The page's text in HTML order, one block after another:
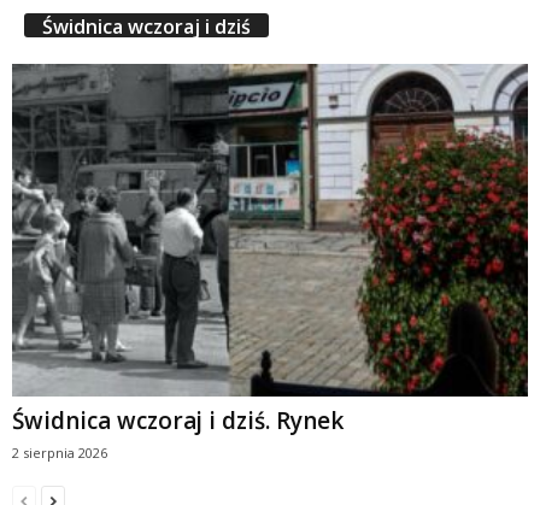
Świdnica wczoraj i dziś
Świdnica wczoraj i dziś. Rynek
2 sierpnia 2026